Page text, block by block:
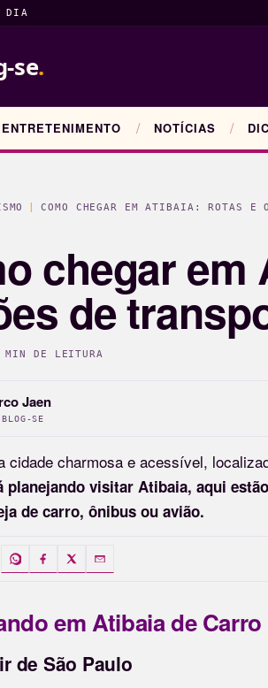
DIA
se.
ENTRETENIMENTO NOTÍCIAS
COMO CHEGAR EM ATIBAIA: ROTAS E
chegar em
de
MIN DE LEITURA
Jaen
BLOG-SE
cidade charmosa e acessível,
planejando visitar Atibaia, aqui
de carro, ônibus ou avião.
em Atibaia de Carro
de São Paulo